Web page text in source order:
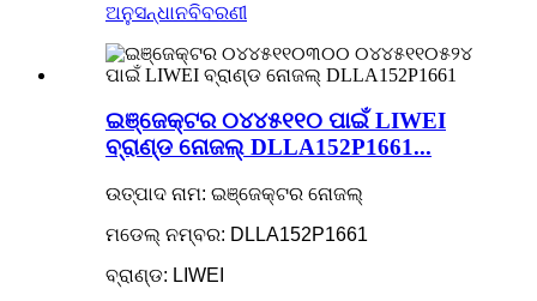
ଅନୁସନ୍ଧାନବିବରଣୀ
ଇଞ୍ଜେକ୍ଟର ୦୪୪୫୧୧୦ ପାଇଁ LIWEI
ବ୍ରାଣ୍ଡ ନୋଜଲ୍ DLLA152P1661...
ଉତ୍ପାଦ ନାମ: ଇଞ୍ଜେକ୍ଟର ନୋଜଲ୍
ମଡେଲ୍ ନମ୍ବର: DLLA152P1661
ବ୍ରାଣ୍ଡ: LIWEI